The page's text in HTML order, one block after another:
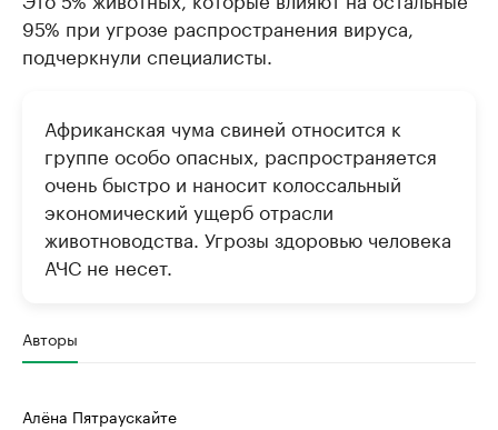
95% при угрозе распространения вируса,
подчеркнули специалисты.
Африканская чума свиней относится к
группе особо опасных, распространяется
очень быстро и наносит колоссальный
экономический ущерб отрасли
животноводства. Угрозы здоровью человека
АЧС не несет.
Авторы
Алёна Пятраускайте